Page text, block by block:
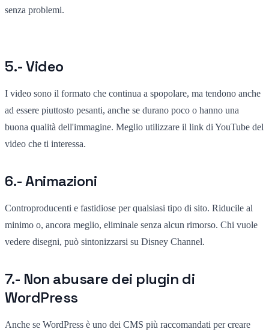
senza problemi.
5.- Video
I video sono il formato che continua a spopolare, ma tendono anche
ad essere piuttosto pesanti, anche se durano poco o hanno una
buona qualità dell'immagine. Meglio utilizzare il link di YouTube del
video che ti interessa.
6.- Animazioni
Controproducenti e fastidiose per qualsiasi tipo di sito. Riducile al
minimo o, ancora meglio, eliminale senza alcun rimorso. Chi vuole
vedere disegni, può sintonizzarsi su Disney Channel.
7.- Non abusare dei plugin di
WordPress
Anche se WordPress è uno dei CMS più raccomandati per creare